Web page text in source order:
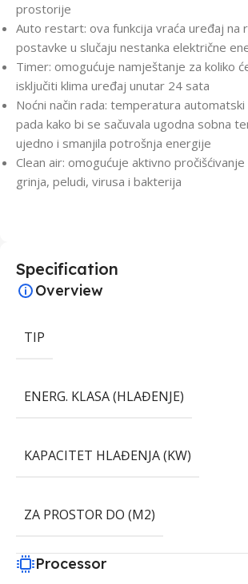
prostorije
Auto restart: ova funkcija vraća uređaj na
postavke u slučaju nestanka električne
Timer: omogućuje namještanje za koliko
isključiti klima uređaj unutar 24 sata
Noćni način rada: temperatura
pada kako bi se sačuvala ugodna sobna
ujedno i smanjila potrošnja energije
Clean air: omogućuje aktivno
grinja, peludi, virusa i bakterija
Specification
Overview
TIP
ENERG. KLASA (HLAĐENJE)
KAPACITET HLAĐENJA (KW)
ZA PROSTOR DO (M2)
Processor